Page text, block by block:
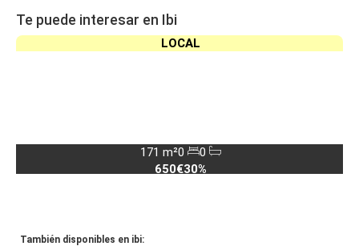
Te puede interesar en Ibi
LOCAL
171 m²0
0
650€30%
También disponibles en ibi: